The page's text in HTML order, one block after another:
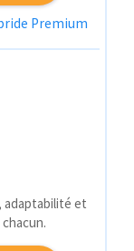
Premium
adaptabilité et